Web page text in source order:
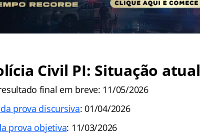
Civil PI: Situação atual
final em breve: 11/05/2026
prova discursiva: 01/04/2026
prova objetiva: 11/03/2026